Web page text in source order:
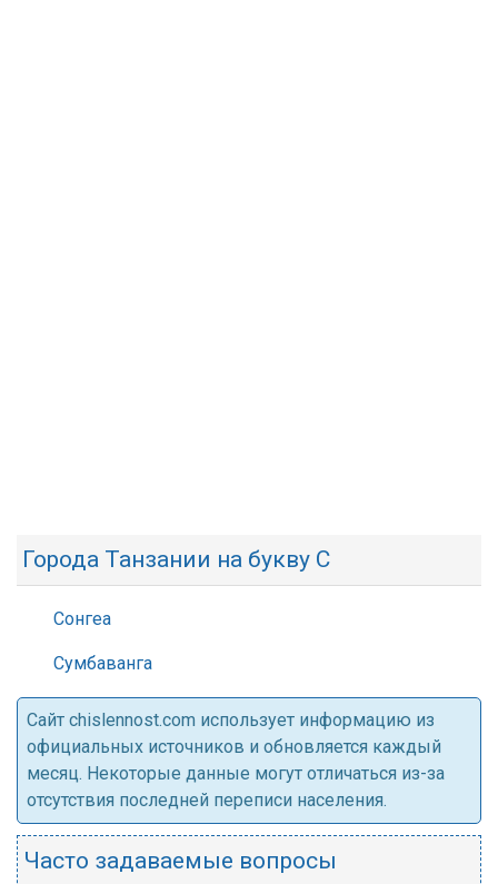
Города Танзании на букву С
Сонгеа
Сумбаванга
Cайт chislennost.com использует информацию из
официальных источников и обновляется каждый
месяц. Некоторые данные могут отличаться из-за
отсутствия последней переписи населения.
Часто задаваемые вопросы